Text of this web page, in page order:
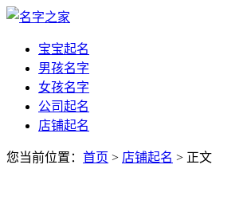
宝宝起名
男孩名字
女孩名字
公司起名
店铺起名
您当前位置： 首页 > 店铺起名 > 正文